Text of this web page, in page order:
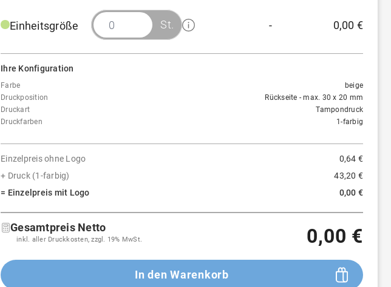
Einheitsgröße St. - 0,00 €
Ihre Konfiguration
Farbe
beige
Druckposition
Rückseite - max. 30 x 20 mm
Druckart
Tampondruck
Druckfarben
1-farbig
Einzelpreis ohne Logo
0,64 €
+ Druck (1-farbig)
43,20 €
= Einzelpreis mit Logo
0,00 €
Gesamtpreis Netto
inkl. aller Druckkosten, zzgl. 19% MwSt. 0,00 €
In den Warenkorb